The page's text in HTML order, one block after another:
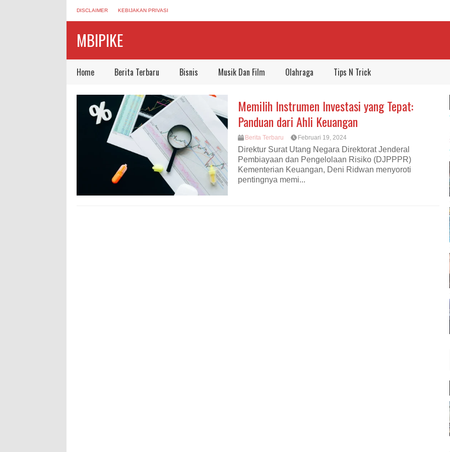
DISCLAIMER KEBIJAKAN PRIVASI
MBIPIKE
Home Berita Terbaru Bisnis Musik Dan Film Olahraga Tips N Trick
Memilih Instrumen Investasi yang Tepat:
Panduan dari Ahli Keuangan
Berita Terbaru Februari 19, 2024
Direktur Surat Utang Negara Direktorat Jenderal
Pembiayaan dan Pengelolaan Risiko (DJPPPR)
Kementerian Keuangan, Deni Ridwan menyoroti
pentingnya memi...